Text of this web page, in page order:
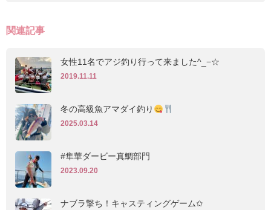
関連記事
女性11名でアジ釣り行って来ました^_−☆
2019.11.11
冬の高級魚アマダイ釣り
2025.03.14
#隼華ダービー真鯛部門
2023.09.20
ナブラ撃ち！キャスティングゲーム✩